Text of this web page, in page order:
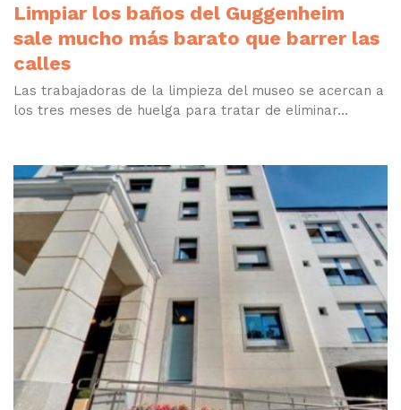
Limpiar los baños del Guggenheim
sale mucho más barato que barrer las
calles
Las trabajadoras de la limpieza del museo se acercan a
los tres meses de huelga para tratar de eliminar...